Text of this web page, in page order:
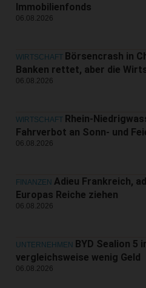
Immobilienfonds
06.08.2026
WIRTSCHAFT Börsencrash in
Banken rettet, aber die
06.08.2026
WIRTSCHAFT Rhein-
Fahrverbot an Sonn- und
06.08.2026
FINANZEN Adieu Frankreich,
Europas Reiche ziehen
06.08.2026
UNTERNEHMEN BYD Sealion 5
vergleichsweise wenig Geld
06.08.2026